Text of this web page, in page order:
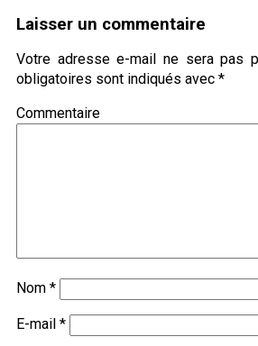
Laisser un commentaire
Votre adresse e-mail ne sera pas
obligatoires sont indiqués avec *
Nom *
E-mail *